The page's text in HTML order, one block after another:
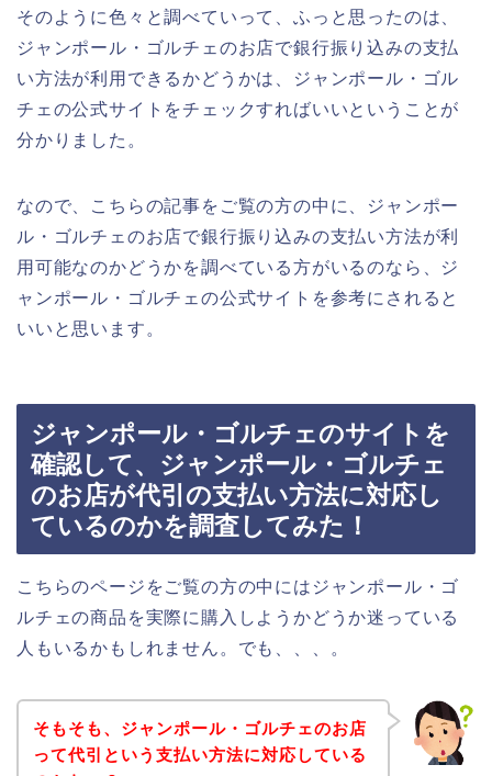
そのように色々と調べていって、ふっと思ったのは、
ジャンポール・ゴルチェのお店で銀行振り込みの支払
い方法が利用できるかどうかは、ジャンポール・ゴル
チェの公式サイトをチェックすればいいということが
分かりました。
なので、こちらの記事をご覧の方の中に、ジャンポー
ル・ゴルチェのお店で銀行振り込みの支払い方法が利
用可能なのかどうかを調べている方がいるのなら、ジ
ャンポール・ゴルチェの公式サイトを参考にされると
いいと思います。
ジャンポール・ゴルチェのサイトを
確認して、ジャンポール・ゴルチェ
のお店が代引の支払い方法に対応し
ているのかを調査してみた！
こちらのページをご覧の方の中にはジャンポール・ゴ
ルチェの商品を実際に購入しようかどうか迷っている
人もいるかもしれません。でも、、、。
そもそも、ジャンポール・ゴルチェのお店
って代引という支払い方法に対応している